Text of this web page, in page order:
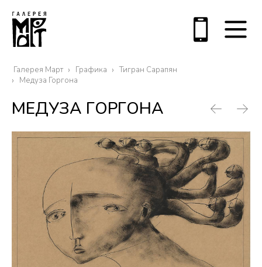
Галерея Март Графика
Тигран Сарапян
Медуза Горгона
МЕДУЗА ГОРГОНА